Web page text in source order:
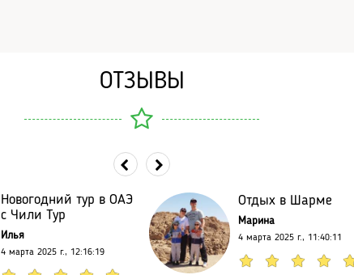
ОТЗЫВЫ
Новогодний тур в ОАЭ
с Чили Тур
Илья
4 марта 2025 г., 12:16:19
Отдых в Шарме
Марина
4 марта 2025 г., 11:40:11